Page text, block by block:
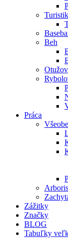
Beh
Práca
Zážitky
Značky
BLOG
Tabuľky